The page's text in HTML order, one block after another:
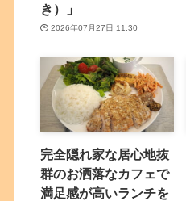
き）」
2026年07月27日 11:30
完全隠れ家な居心地抜
群のお洒落なカフェで
満足感が高いランチを